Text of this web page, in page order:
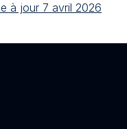
à jour 7 avril 2026